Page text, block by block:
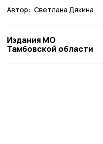
Автор: Светлана Дякина
Издания МО
Тамбовской области